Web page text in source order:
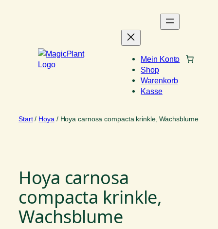
Mein Konto
Shop
Warenkorb
Kasse
Start/ Hoya / Hoya carnosa compacta krinkle, Wachsblume
Hoya carnosa
compacta krinkle,
Wachsblume